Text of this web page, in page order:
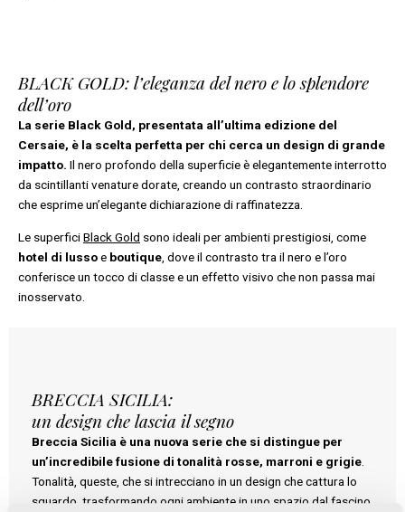
BLACK GOLD: l’eleganza del nero e lo splendore
dell’oro
La serie Black Gold, presentata all’ultima edizione del
Cersaie, è la scelta perfetta per chi cerca un design di grande
impatto. Il nero profondo della superficie è elegantemente interrotto
da scintillanti venature dorate, creando un contrasto straordinario
che esprime un’elegante dichiarazione di raffinatezza.
Le superficiBlack Gold sono ideali per ambienti prestigiosi, come
hotel di lussoe boutique , dove il contrasto tra il nero e l’oro
conferisce un tocco di classe e un effetto visivo che non passa mai
inosservato.
BRECCIA SICILIA:
un design che lascia il segno
Breccia Sicilia è una nuova serie che si distingue per
un’incredibile fusione di tonalità rosse, marroni e grigie.
Tonalità, queste, che si intrecciano in un design che cattura lo
sguardo, trasformando ogni ambiente in uno spazio dal fascino